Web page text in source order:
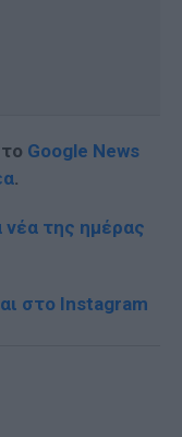
Google News
.
της ημέρας
στο Instagram